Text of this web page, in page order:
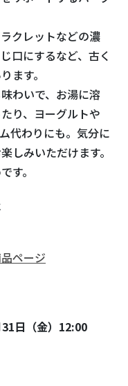
クレットなどの濃
口にするなど、古く
ます。
わいで、お湯に溶
り、ヨーグルトや
代わりにも。気分に
しみいただけます。
す。
ページ
日（金）12:00